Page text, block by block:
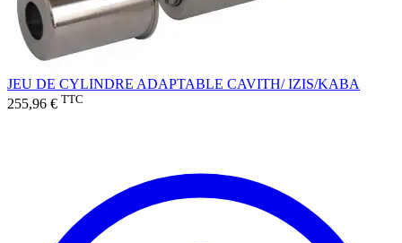
JEU DE CYLINDRE ADAPTABLE CAVITH/ IZIS/KABA
255,96 € TTC